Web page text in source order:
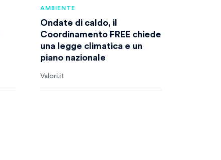
AMBIENTE
Ondate di caldo, il
Coordinamento FREE chiede
una legge climatica e un
piano nazionale
Valori.it